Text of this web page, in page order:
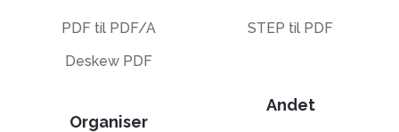
PDF til PDF/A
Deskew PDF
Organiser
STEP til PDF
Andet